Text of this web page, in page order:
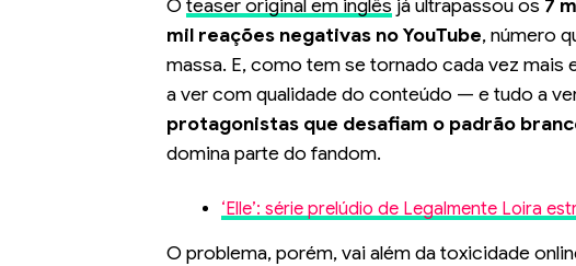
O teaser original em inglês já ultrapassou os 7
mil reações negativas no YouTube, número
massa. E, como tem se tornado cada vez
a ver com qualidade do conteúdo — e tudo a
protagonistas que desafiam o padrão
domina parte do fandom.
‘Elle’: série prelúdio de Legalmente Loira
O problema, porém, vai além da toxicidade